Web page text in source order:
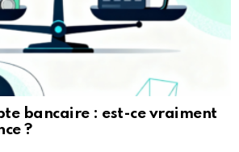
bancaire : est-ce vraiment
?